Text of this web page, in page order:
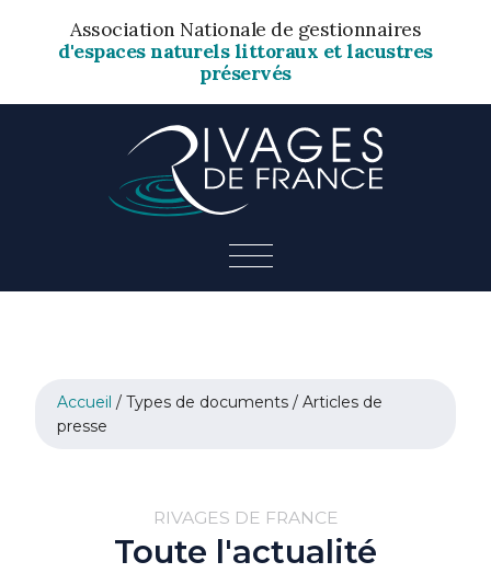
Association Nationale de gestionnaires
d'espaces naturels littoraux et lacustres
préservés
Accueil / Types de documents / Articles de
presse
RIVAGES DE FRANCE
Toute l'actualité